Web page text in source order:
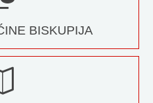
BISKUPIJA